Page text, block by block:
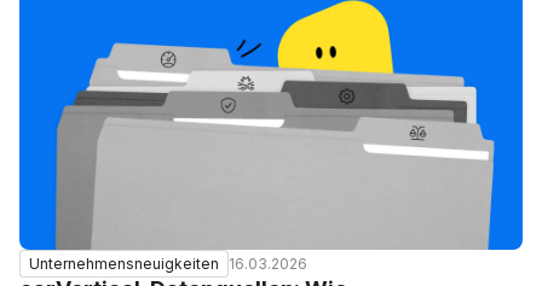
Unternehmensneuigkeiten 16.03.2026